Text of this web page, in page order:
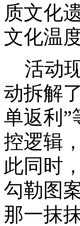
质文化
文化温
活动
动拆解了
单返利”
控逻辑
此同时，
勾勒图
那一抹